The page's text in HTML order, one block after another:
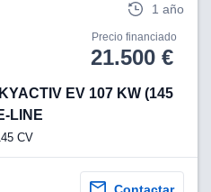
1 año
Precio financiado
21.500 €
EV 107 KW (145
LINE
CV